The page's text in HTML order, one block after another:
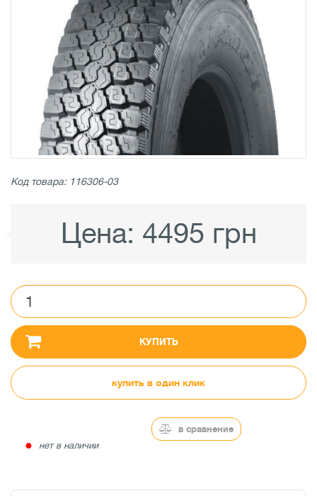
Код товара: 116306-03
Цена: 4495 грн
КУПИТЬ
купить в один клик
● нет в наличии
в сравнение